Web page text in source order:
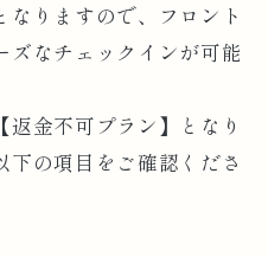
りますので、フロント
ズなチェックインが可能
金不可プラン】となり
下の項目をご確認くださ